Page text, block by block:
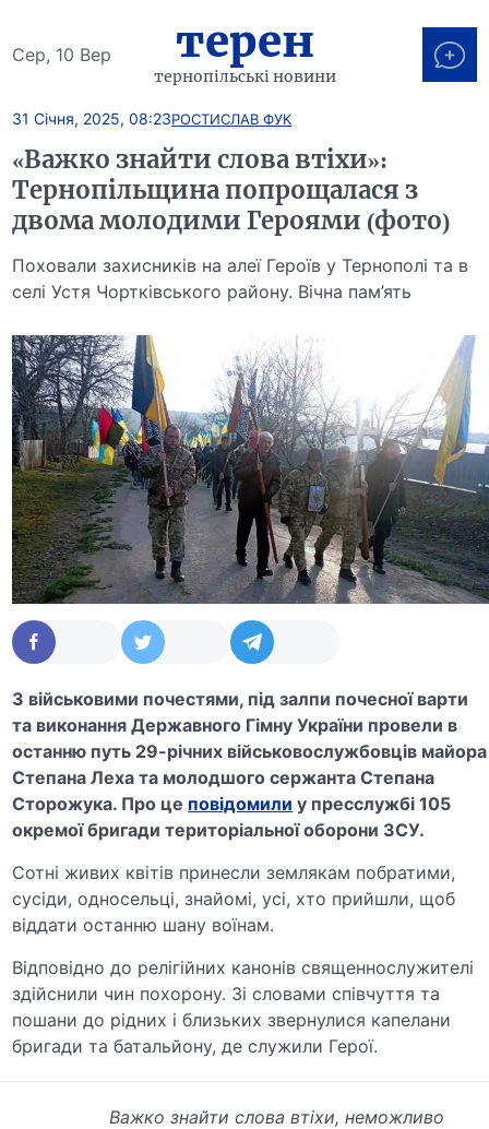
Сер, 10 Вер терен
тернопільські новини
31 Січня, 2025, 08:23РОСТИСЛАВ ФУК
«Важко знайти слова втіхи»:
Тернопільщина попрощалася з
двома молодими Героями (фото)
Поховали захисників на алеї Героїв у Тернополі та в
селі Устя Чортківського району. Вічна пам’ять
З військовими почестями, під залпи почесної варти
та виконання Державного Гімну України провели в
останню путь 29-річних військовослужбовців майора
Степана Леха та молодшого сержанта Степана
Сторожука. Про це повідомили у пресслужбі 105
окремої бригади територіальної оборони ЗСУ.
Сотні живих квітів принесли землякам побратими,
сусіди, односельці, знайомі, усі, хто прийшли, щоб
віддати останню шану воїнам.
Відповідно до релігійних канонів священнослужителі
здійснили чин похорону. Зі словами співчуття та
пошани до рідних і близьких звернулися капелани
бригади та батальйону, де служили Герої.
Важко знайти слова втіхи, неможливо